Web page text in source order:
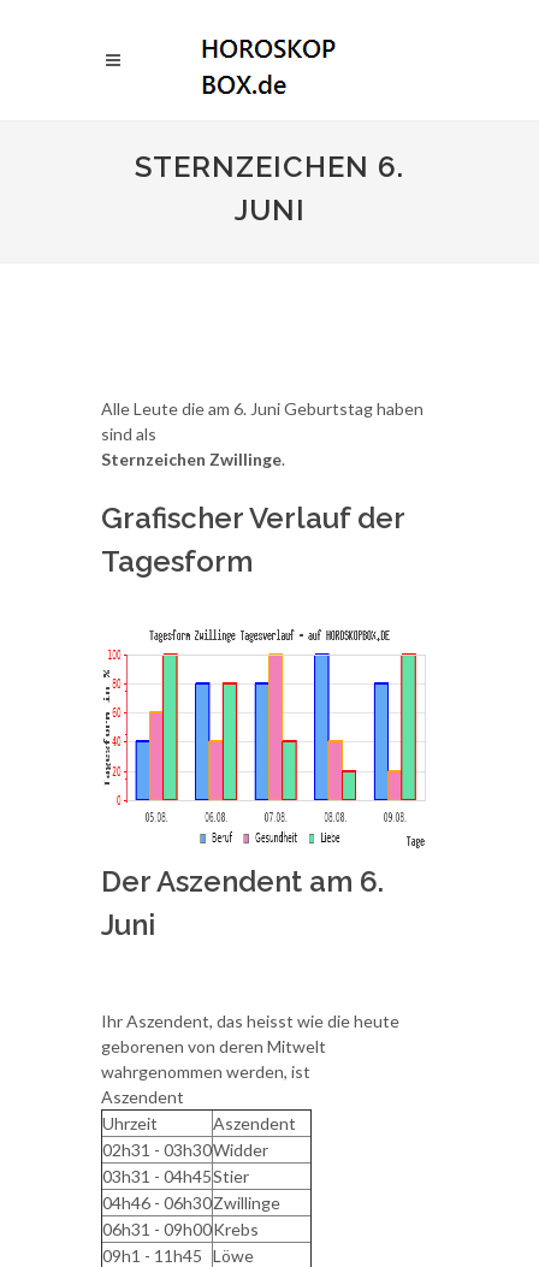
STERNZEICHEN 6.
JUNI
Alle Leute die am 6. Juni Geburtstag haben
sind als
Sternzeichen Zwillinge.
Grafischer Verlauf der
Tagesform
Der Aszendent am 6.
Juni
Ihr Aszendent, das heisst wie die heute
geborenen von deren Mitwelt
wahrgenommen werden, ist
Aszendent
Uhrzeit
Aszendent
02h31 - 03h30Widder
03h31 - 04h45Stier
04h46 - 06h30Zwillinge
06h31 - 09h00Krebs
09h1 - 11h45 Löwe